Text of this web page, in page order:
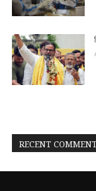
RECENT